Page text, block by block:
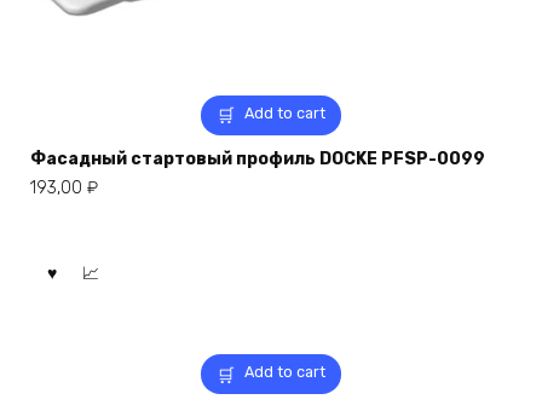
Add to cart
Фасадный стартовый профиль DOCKE PFSP-0099
193,00 ₽
Add to cart